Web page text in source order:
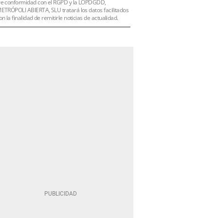
conformidad con el RGPD y la LOPDGDD,
ABIERTA, SLU tratará los datos facilitados
la finalidad de remitirle noticias de actualidad.